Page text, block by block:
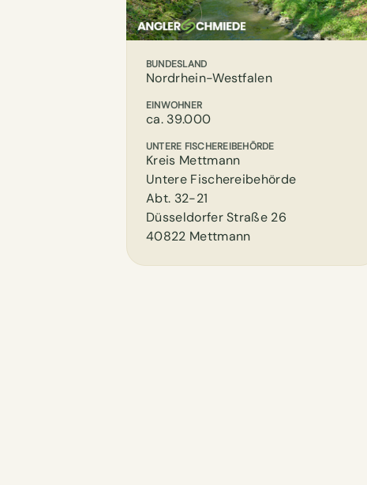
BUNDESLAND
Nordrhein-Westfalen
EINWOHNER
ca. 39.000
UNTERE FISCHEREIBEHÖRDE
Kreis Mettmann
Untere Fischereibehörde
Abt. 32-21
Düsseldorfer Straße 26
40822 Mettmann